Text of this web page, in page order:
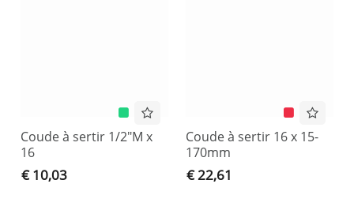
Coude à sertir 1/2"M x
16
€ 10,03
Coude à sertir 16 x 15-
170mm
€ 22,61